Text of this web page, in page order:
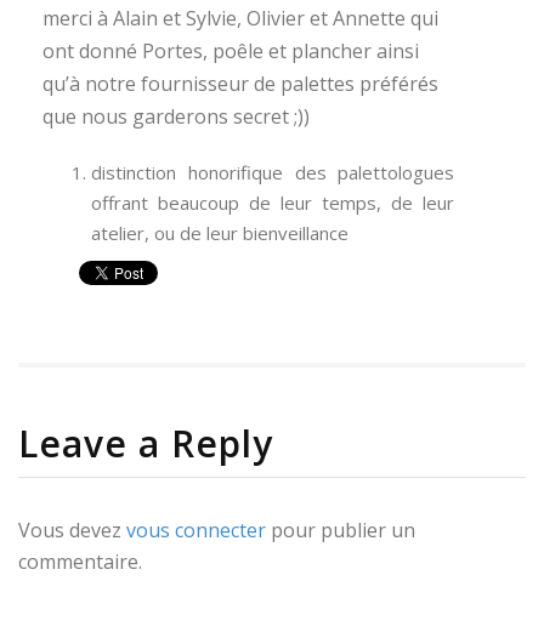
merci à Alain et Sylvie, Olivier et Annette qui
ont donné Portes, poêle et plancher ainsi
qu’à notre fournisseur de palettes préférés
que nous garderons secret ;))
distinction honorifique des palettologues
offrant beaucoup de leur temps, de leur
atelier, ou de leur bienveillance
Leave a Reply
Vous devez vous connecter pour publier un
commentaire.